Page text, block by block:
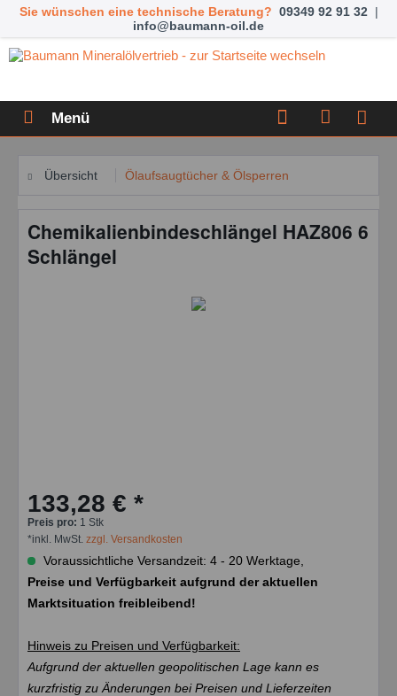
Sie wünschen eine technische Beratung? 09349 92 91 32 |
info@baumann-oil.de
Menü
Übersicht Ölaufsaugtücher & Ölsperren
Chemikalienbindeschlängel HAZ806 6
Schlängel
133,28 € *
Preis pro: 1 Stk
*inkl. MwSt. zzgl. Versandkosten
Voraussichtliche Versandzeit: 4 - 20 Werktage,
Preise und Verfügbarkeit aufgrund der aktuellen
Marktsituation freibleibend!
Hinweis zu Preisen und Verfügbarkeit:
Aufgrund der aktuellen geopolitischen Lage kann es
kurzfristig zu Änderungen bei Preisen und Lieferzeiten